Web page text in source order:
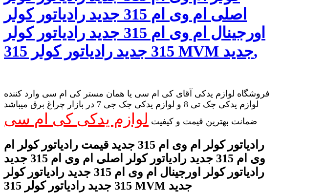
اصلی ام وی ام 315 جدید رادیاتور کولر
اورجینال ام وی ام 315 جدید رادیاتور کولر
315 جدید رادیاتور کولر 315 MVM جدید,
فروشگاه لوازم یدکی آقای کی ام سی یا همان مستر کی ام سی وارد کننده
لوازم یدکی جک تی 8 و لوازم یدکی جک جی 7 در بازار چراغ برق میباشد
ضمانت بهترین قیمت و کیفیت لوازم یدکی کی ام سی
رادیاتور کولر ام وی ام 315 جدید قیمت رادیاتور کولر ام
وی ام 315 جدید رادیاتور کولر اصلی ام وی ام 315 جدید
رادیاتور کولر اورجینال ام وی ام 315 جدید رادیاتور کولر
315 جدید رادیاتور کولر 315 MVM جدید